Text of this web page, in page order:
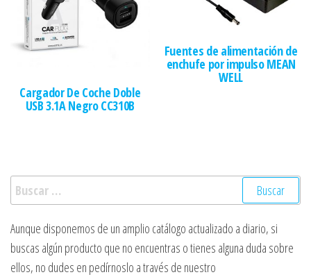
Cargador De Coche Doble
USB 3.1A Negro CC310B
Fuentes de alimentación de
enchufe por impulso MEAN
WELL
Buscar:
Aunque disponemos de un amplio catálogo actualizado a diario, si
buscas algún producto que no encuentras o tienes alguna duda sobre
ellos, no dudes en pedírnoslo a través de nuestro